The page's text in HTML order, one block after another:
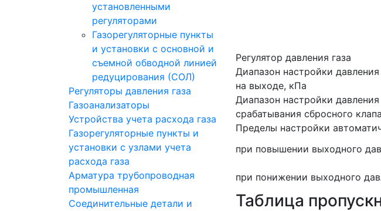
установленными
регуляторами
Газорегуляторные пункты
и установки с основной и
съемной обводной линией
редуцирования (СОЛ)
Регуляторы давления газа
Газоанализаторы
Устройства учета расхода газа
Газорегуляторные пункты и
установки с узлами учета
расхода газа
Арматура трубопроводная
промышленная
Соединительные детали и
Регулятор давления газа
Диапазон настройки давления
на выходе, кПа
Диапазон настройки давления
срабатывания сбросного
Пределы настройки
при повышении выходного
при понижении выходного
Таблица